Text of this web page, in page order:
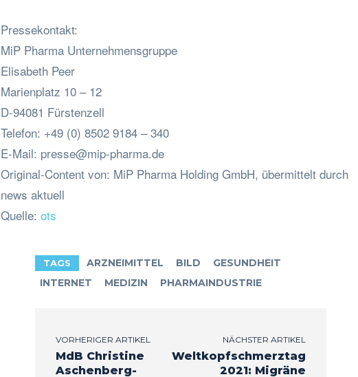
Pressekontakt:
MiP Pharma Unternehmensgruppe
Elisabeth Peer
Marienplatz 10 – 12
D-94081 Fürstenzell
Telefon: +49 (0) 8502 9184 – 340
E-Mail: presse@mip-pharma.de
Original-Content von: MiP Pharma Holding GmbH, übermittelt durch
news aktuell
Quelle: ots
TAGS ARZNEIMITTEL BILD
GESUNDHEIT
INTERNET
MEDIZIN PHARMAINDUSTRIE
VORHERIGER ARTIKEL
MdB Christine
Aschenberg-
NÄCHSTER ARTIKEL
Weltkopfschmerztag
2021: Migräne